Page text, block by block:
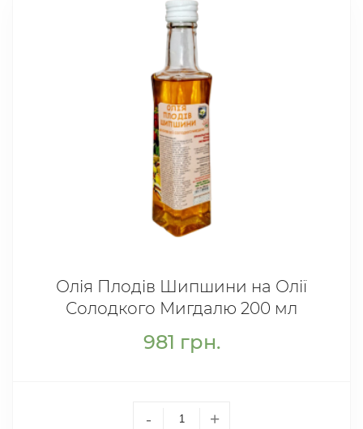
Олія Плодів Шипшини на Олії
Солодкого Мигдалю 200 мл
981 грн.
- +